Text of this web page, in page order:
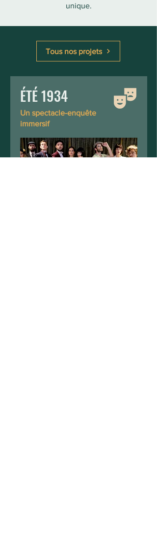
unique.
Tous nos projets
ÉTÉ 1934
Un spectacle-enquête
immersif